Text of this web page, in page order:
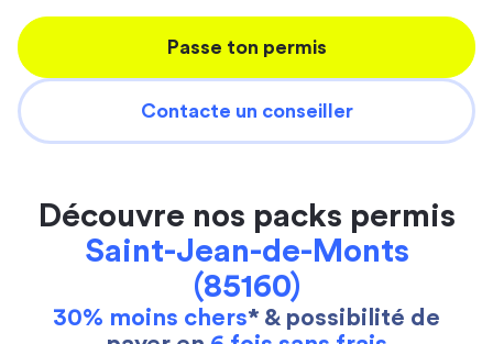
Passe ton permis
Contacte un conseiller
Découvre nos packs permis
Saint-Jean-de-Monts
(85160)
30% moins chers* & possibilité de